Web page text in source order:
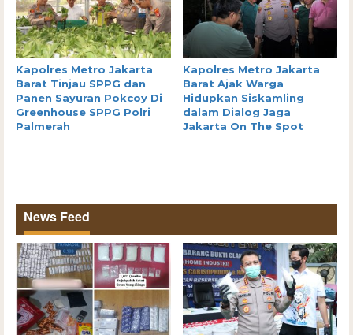
Kapolres Metro Jakarta
Barat Tinjau SPPG dan
Panen Sayuran Pokcoy Di
Greenhouse SPPG Polri
Palmerah
Kapolres Metro Jakarta
Barat Ajak Warga
Hidupkan Siskamling
dalam Dialog Jaga
Jakarta On The Spot
News Feed